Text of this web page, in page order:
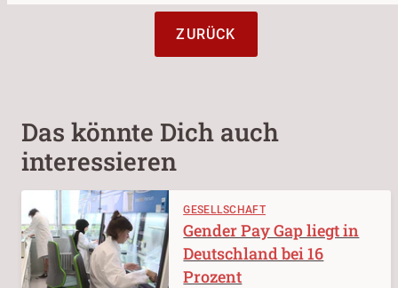
ZURÜCK
Das könnte Dich auch
interessieren
GESELLSCHAFT
Gender Pay Gap liegt in
Deutschland bei 16
Prozent